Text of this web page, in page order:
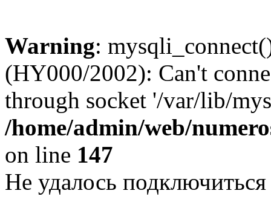
Warning:
(HY000/2002): Can't
through socket '/var/lib/
/home/admin/web/
on line 147
Не удалось